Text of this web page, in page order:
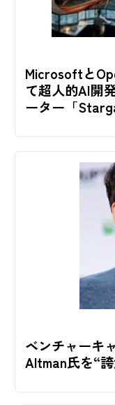
Microsoftと
て超人的AI開
ーター「
ベンチャーキ
Altman氏を“